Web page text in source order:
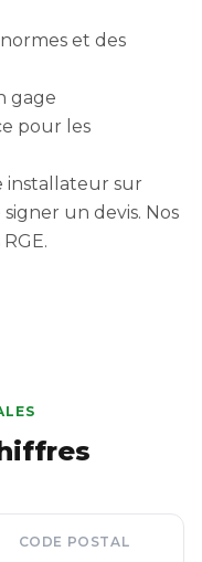
et des
gage
pour les
installateur sur
un devis. Nos
CODE POSTAL